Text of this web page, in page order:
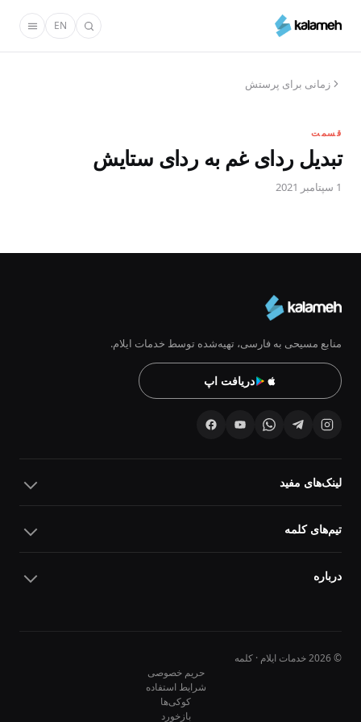
محتوای
EN
زمانی برای پرستش
قسمت
تبدیل ردای غم به ردای ستایش
1 سپتامبر 2021
منابع مسیحی به فارسی، تهیه‌شده توسط خدمات ایلام.
دریافت اپ
لینک‌های مفید
تیم‌های کلمه
درباره
© 2026 خدمات ایلام · کلمه
حریم خصوصی
شرایط استفاده
کوکی‌ها
بازخورد
10